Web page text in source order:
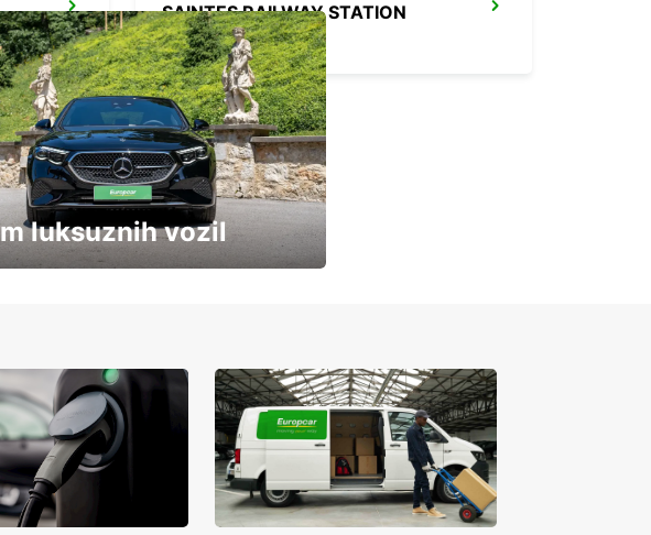
SAINTES RAILWAY STATION
SAINTES - FRANCE
luksuznih vozil